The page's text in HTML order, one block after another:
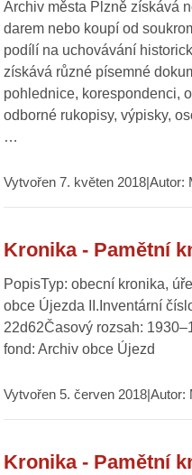
Archiv města Plzně získává
darem nebo koupí od
podílí na uchovávání
získává různé písemné
pohlednice, korespondenci,
odborné rukopisy, výpisky,
…
Vytvořen 7. květen 2018|Autor:
Kronika - Pamětní
PopisTyp: obecní kronika,
obce Újezda II.Inventární
22d62Časový rozsah:
fond: Archiv obce Újezd
Vytvořen 5. červen 2018|Autor:
Kronika - Pamětní